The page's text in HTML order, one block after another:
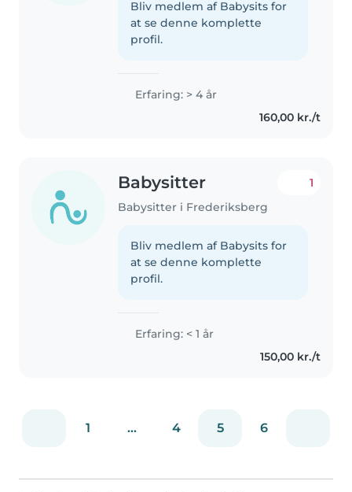
Bliv medlem af Babysits for
at se denne komplette
profil.
Erfaring: > 4 år
160,00 kr./t
Babysitter
Babysitter i Frederiksberg
1
Bliv medlem af Babysits for
at se denne komplette
profil.
Erfaring: < 1 år
150,00 kr./t
1 ... 4 5 6